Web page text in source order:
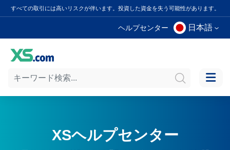
すべての取引には高いリスクが伴います。投資した資金を失う可能性があります。
ヘルプセンター 日本語
XSヘルプセンター